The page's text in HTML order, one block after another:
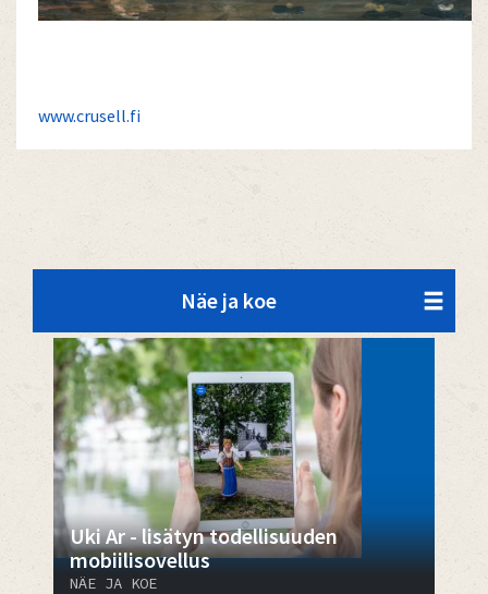
www.crusell.fi
Näe ja koe
Uki Ar - lisätyn todellisuuden
mobiilisovellus
NÄE JA KOE